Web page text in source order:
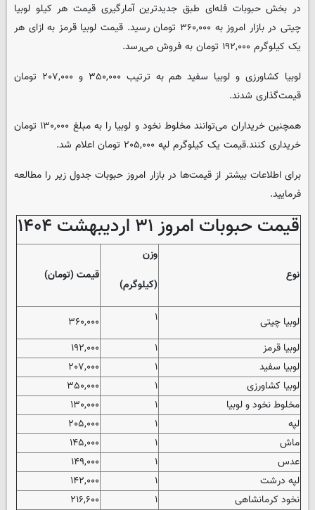
در بخش حبوبات فله‌ای طبق جدیدترین آمارگیری قیمت هر کیلو لوبیا
چیتی در بازار امروز به ۳۶۰,۰۰۰ تومان رسید. قیمت لوبیا قرمز به ازای هر
یک کیلوگرم ۱۹۲,۰۰۰ تومان به فروش می‌رسد.
لوبیا کشاورزی و لوبیا سفید هم به ترتیب ۳۵۰,۰۰۰ و ۲۰۷,۰۰۰ تومان
قیمت‌گذاری شدند.
همچنین خریداران می‌توانند مخلوط نخود و لوبیا را به مبلغ ۱۳۰,۰۰۰ تومان
خریداری کنند.قیمت یک کیلوگرم لپه ۲۰۵,۰۰۰ تومان اعلام شد.
برای اطلاعات بیشتر از قیمت‌ها در بازار امروز حبوبات جدول زیر را مطالعه
فرمایید.
قیمت حبوبات امروز ۳۱ اردیبهشت ۱۴۰۴
نوع
وزن
(کیلوگرم)
قیمت (تومان)
لوبیا چیتی ۱
۳۶۰,۰۰۰
لوبیا قرمز
۱
۱۹۲,۰۰۰
لوبیا سفید
۱
۲۰۷,۰۰۰
لوبیا کشاورزی
۱
۳۵۰,۰۰۰
مخلوط نخود و لوبیا
۱
۱۳۰,۰۰۰
لپه
۱
۲۰۵,۰۰۰
ماش
۱
۱۴۵,۰۰۰
عدس
۱
۱۴۹,۰۰۰
لپه درشت
۱
۱۴۲,۰۰۰
نخود کرمانشاهی
۱
۲۱۶,۶۰۰